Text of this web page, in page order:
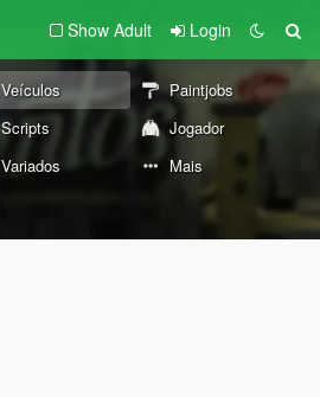
Show Adult Login
Veículos
Paintjobs
Scripts
Jogador
Variados Mais